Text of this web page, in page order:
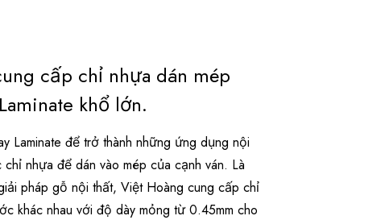
cấp chỉ nhựa dán mép
khổ lớn.
Laminate để trở thành những ứng dụng nội
nhựa để dán vào mép của cạnh ván. Là
pháp gỗ nội thất, Việt Hoàng cung cấp chỉ
khác nhau với độ dày mỏng từ 0.45mm cho